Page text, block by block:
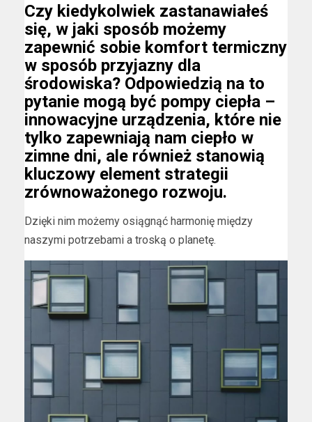
Czy kiedykolwiek zastanawiałeś
się, w jaki sposób możemy
zapewnić sobie komfort termiczny
w sposób przyjazny dla
środowiska? Odpowiedzią na to
pytanie mogą być pompy ciepła –
innowacyjne urządzenia, które nie
tylko zapewniają nam ciepło w
zimne dni, ale również stanowią
kluczowy element strategii
zrównoważonego rozwoju.
Dzięki nim możemy osiągnąć harmonię między
naszymi potrzebami a troską o planetę.